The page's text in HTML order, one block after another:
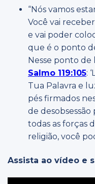
“Nós vamos
Você vai
e vai poder
que é o ponto
Nesse ponto de
Salmo 119:105:
Tua Palavra e
pés firmados
de
todas as forças
religião, você
Assista ao vídeo e